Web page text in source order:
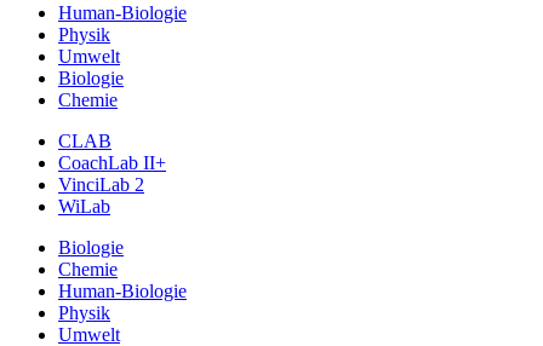
Human-Biologie
Physik
Umwelt
Biologie
Chemie
CLAB
CoachLab II+
VinciLab 2
WiLab
Biologie
Chemie
Human-Biologie
Physik
Umwelt